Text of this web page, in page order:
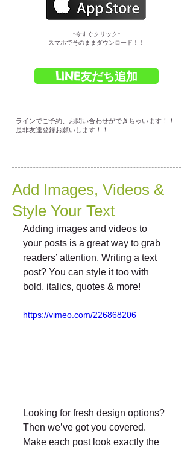
​↑今すぐクリック↑
スマホでそのままダウンロード！！
LINE友だち追加
ラインでご予約、お問い合わせができちゃいます！！
是非友達登録お願いします！！
Add Images, Videos &
Style Your Text
Adding images and videos to
your posts is a great way to grab
readers’ attention. Writing a text
post? You can style it too with
bold, italics, quotes & more!
https://vimeo.com/226868206
Looking for fresh design options?
Then we’ve got you covered.
Make each post look exactly the